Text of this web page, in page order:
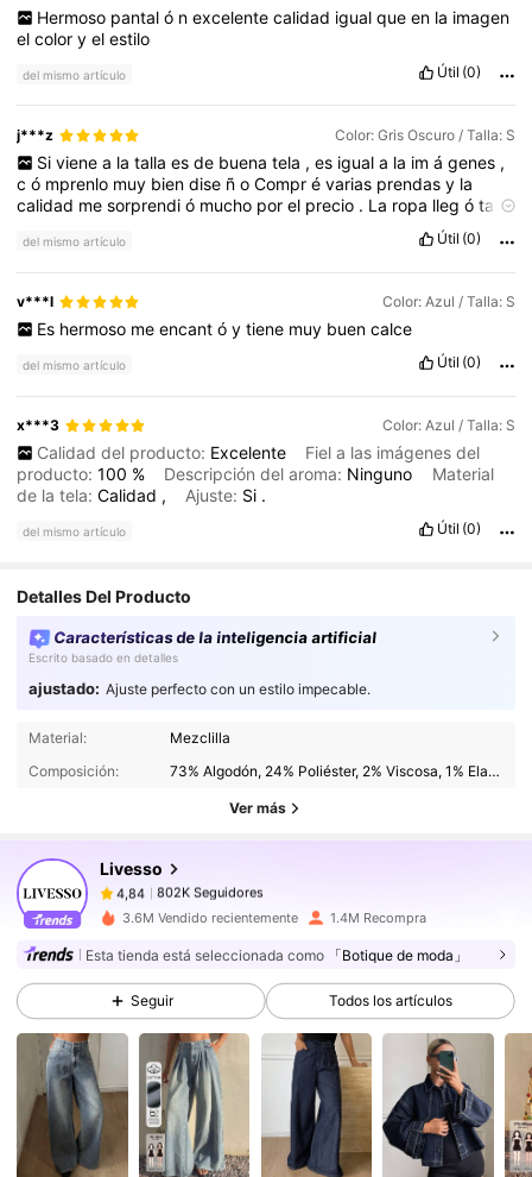
Hermoso pantal ó n excelente calidad igual que en la imagen
elcoloryelestilo
del mismo artículo Útil (0)
j***z Color: Gris Oscuro / Talla: S
Si viene a la talla es de buena tela , es igual a la im á genes ,
có mprenlo muy biendise ñoComprévarias prendasy la
calidad mesorprendió mucho porel precio . La ropa llegótal
con
Elenvíofuer empacado.Adem s,
encontrémuchísimavariedaddeestilosparaelegir.Sinduda
volver
a a comprar
del mismo artículo Útil (0)
v***l Color: Azul / Talla: S
Es hermoso me encant ó y tiene muy buen calce
del mismo artículo Útil (0)
x***3 Color: Azul / Talla: S
Calidad del producto: Excelente
Fiel a las imágenes del
producto:100 % Descripción del aroma: Ninguno
Material
de la tela:Calidad , Ajuste: Si .
del mismo artículo Útil (0)
Detalles Del Producto
Características de la inteligencia artificial
Escrito basado en detalles
ajustado: Ajuste perfecto con un estilo impecable.
Material:
Mezclilla
Composición:
73% Algodón, 24% Poliéster, 2% Viscosa, 1% Elastano
Ver más
Livesso
802K Seguidores
4,84
802K Seguidores
j***8 pagóHace 1 día
4,84 802K Seguidores
4,84 802K Seguidores
802K Seguidores
3.6M Vendido recientemente 1.4M Recompra
Esta tienda está seleccionada como 「Botique de moda」
Seguir Todos los artículos